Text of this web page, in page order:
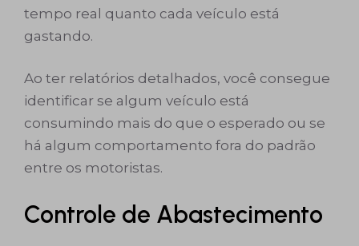
tempo real quanto cada veículo está
gastando.
Ao ter relatórios detalhados, você consegue
identificar se algum veículo está
consumindo mais do que o esperado ou se
há algum comportamento fora do padrão
entre os motoristas.
Controle de Abastecimento